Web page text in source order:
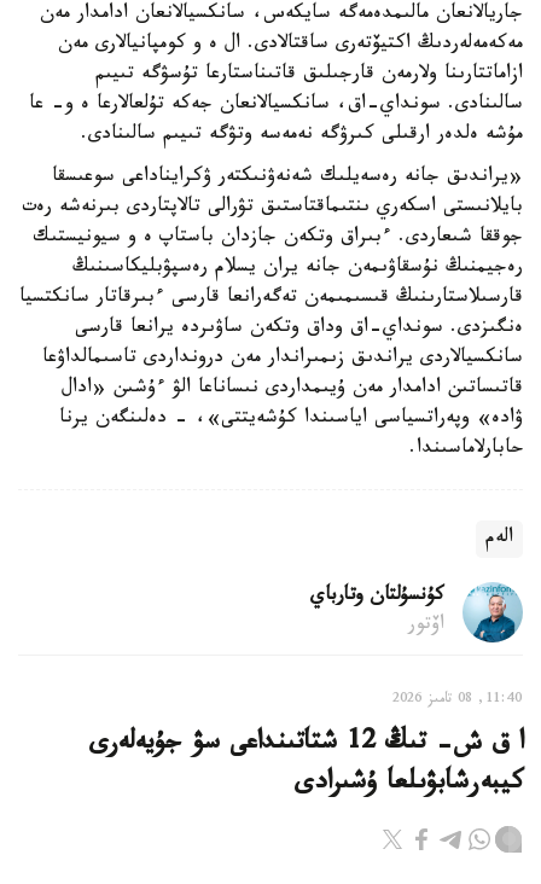
جاريالانعان مالىمدەمەگە سايكەس، سانكسيالانعان ادامدار مەن
مەكەمەلەردىڭ اكتيۆتەرى ساقتالادى. ال ە و كومپانيالارى مەن
ازاماتتارىنا ولارمەن قارجىلىق قاتىناستارعا تۇسۋگە تىيىم
سالىنادى. سونداي-اق، سانكسيالانعان جەكە تۇلعالارعا ە و- عا
مۇشە ەلدەر ارقىلى كىرۋگە نەمەسە وتۋگە تىيىم سالىنادى.
«يراندىق جانە رەسەيلىك شەنەۋنىكتەر ۋكرايناداعى سوعىسقا
بايلانىستى اسكەري ىنتىماقتاستىق تۋرالى تالاپتاردى بىرنەشە رەت
جوققا شىعاردى. ءبىراق وتكەن جازدان باستاپ ە و سيونيستىك
رەجيمنىڭ نۇسقاۋىمەن جانە يران يسلام رەسپۋبليكاسىنىڭ
قارسىلاستارىنىڭ قىسىمىمەن تەگەرانعا قارسى ءبىرقاتار سانكتسيا
ەنگىزدى. سونداي-اق وداق وتكەن ساۋىردە يرانعا قارسى
سانكسيالاردى يراندىق زىمىراندار مەن درونداردى تاسىمالداۋعا
قاتىساتىن ادامدار مەن ۇيىمداردى نىساناعا الۋ ءۇشىن «ادال
ۋادە» وپەراتسياسى اياسىندا كۇشەيتتى»، - دەلىنگەن يرنا
حابارلاماسىندا.
الەم
كۇنسۇلتان وتارباي
اۆتور
11:40, 08 تامىز 2026
ا ق ش- تىڭ 12 شتاتىنداعى سۋ جۇيەلەرى
كيبەرشابۋىلعا ۇشىرادى